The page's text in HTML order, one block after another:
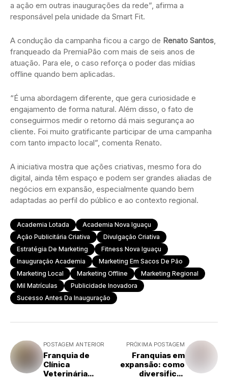
a ação em outras inaugurações da rede”, afirma a
responsável pela unidade da Smart Fit.
A condução da campanha ficou a cargo de Renato Santos,
franqueado da PremiaPão com mais de seis anos de
atuação. Para ele, o caso reforça o poder das mídias
offline quando bem aplicadas.
“É uma abordagem diferente, que gera curiosidade e
engajamento de forma natural. Além disso, o fato de
conseguirmos medir o retorno dá mais segurança ao
cliente. Foi muito gratificante participar de uma campanha
com tanto impacto local”, comenta Renato.
A iniciativa mostra que ações criativas, mesmo fora do
digital, ainda têm espaço e podem ser grandes aliadas de
negócios em expansão, especialmente quando bem
adaptadas ao perfil do público e ao contexto regional.
Academia Lotada
Academia Nova Iguaçu
Ação Publicitária Criativa
Divulgação Criativa
Estratégia De Marketing
Fitness Nova Iguaçu
Inauguração Academia
Marketing Em Sacos De Pão
Marketing Local
Marketing Offline
Marketing Regional
Mil Matrículas
Publicidade Inovadora
Sucesso Antes Da Inauguração
POSTAGEM ANTERIOR
Franquia de
Clínica
Veterinária
PRÓXIMA POSTAGEM
Franquias em
expansão: como
diversificar